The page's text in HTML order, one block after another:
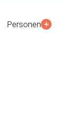
Personen